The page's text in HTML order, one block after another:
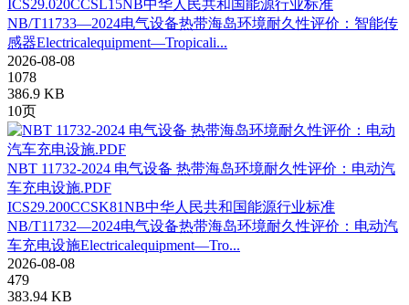
ICS29.020CCSL15NB中华人民共和国能源行业标准
NB/T11733—2024电气设备热带海岛环境耐久性评价：智能传
感器Electricalequipment—Tropicali...
2026-08-08
1078
386.9 KB
10页
NBT 11732-2024 电气设备 热带海岛环境耐久性评价：电动汽
车充电设施.PDF
ICS29.200CCSK81NB中华人民共和国能源行业标准
NB/T11732—2024电气设备热带海岛环境耐久性评价：电动汽
车充电设施Electricalequipment—Tro...
2026-08-08
479
383.94 KB